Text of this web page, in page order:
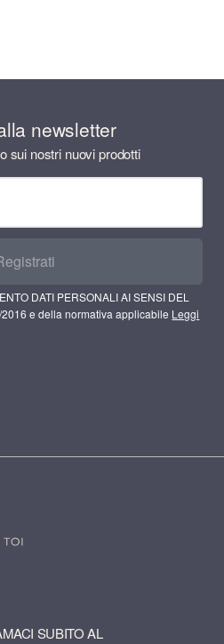
newsletter
sui nostri nuovi prodotti
DATI PERSONALI AI SENSI DEL
e della normativa applicabile Leggi
SUBITO AL